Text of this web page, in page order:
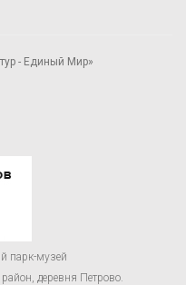
- Единый Мир»
парк-музей
деревня Петрово.